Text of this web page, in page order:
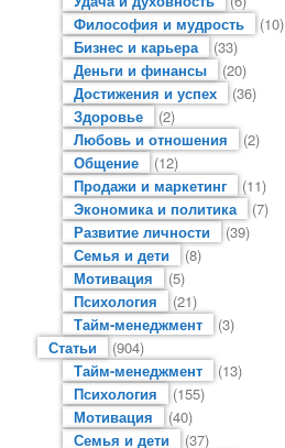
Философия и мудрость
(10)
Бизнес и карьера
(33)
Деньги и финансы
(20)
Достижения и успех
(36)
Здоровье
(2)
Любовь и отношения
(2)
Общение
(12)
Продажи и маркетинг
(11)
Экономика и политика
(7)
Развитие личности
(39)
Семья и дети
(8)
Мотивация
(5)
Психология
(21)
Тайм-менеджмент
(3)
Статьи
(904)
Тайм-менеджмент
(13)
Психология
(155)
Мотивация
(40)
Семья и дети
(37)